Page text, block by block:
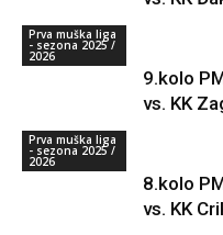
Prva muška liga
- sezona 2025 /
2026
9.kolo
vs. KK
Prva muška liga
- sezona 2025 /
2026
8.kolo
vs. KK